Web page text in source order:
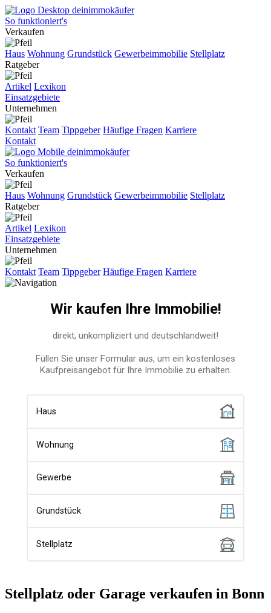
So funktioniert's
Verkaufen
Haus Wohnung Grundstück Gewerbeimmobilie Stellplatz
Ratgeber
Artikel Lexikon
Einsatzgebiete
Unternehmen
Kontakt Team Tippgeber Häufige Fragen Karriere
Kontakt
So funktioniert's
Verkaufen
Haus Wohnung Grundstück Gewerbeimmobilie Stellplatz
Ratgeber
Artikel Lexikon
Einsatzgebiete
Unternehmen
Kontakt Team Tippgeber Häufige Fragen Karriere
Stellplatz oder Garage verkaufen in Bonn